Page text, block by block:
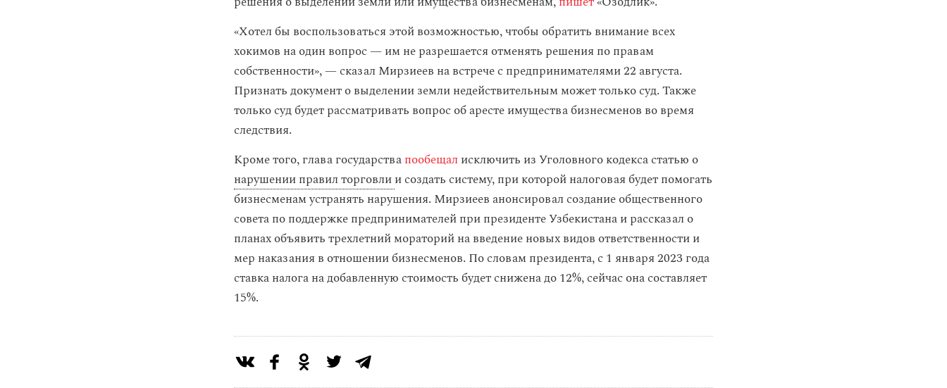
«Хотел бы воспользоваться этой возможностью, чтобы обратить внимание всех
хокимов на один вопрос — им не разрешается отменять решения по правам
собственности», — сказал Мирзиеев на встрече с предпринимателями 22 августа.
Признать документ о выделении земли недействительным может только суд. Также
только суд будет рассматривать вопрос об аресте имущества бизнесменов во время
следствия.
Кроме того, глава государствапообещал исключить из Уголовного кодекса статью о
нарушении правил торговлии создать систему, при которой налоговая будет помогать
бизнесменам устранять нарушения. Мирзиеев анонсировал создание общественного
совета по поддержке предпринимателей при президенте Узбекистана и рассказал о
планах объявить трехлетний мораторий на введение новых видов ответственности и
мер наказания в отношении бизнесменов. По словам президента, с 1 января 2023 года
ставка налога на добавленную стоимость будет снижена до 12%, сейчас она составляет
15%.